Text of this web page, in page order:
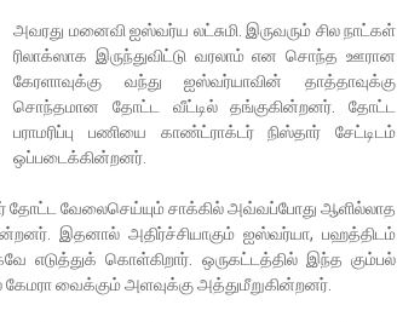
அவரது மனைவி ஐஸ்வர்ய லட்சுமி. இருவரும் சில நாட்கள்
ரிலாக்ஸாக இருந்துவிட்டு வரலாம் என சொந்த ஊரான
கேரளாவுக்கு வந்து ஐஸ்வர்யாவின் தாத்தாவுக்கு
சொந்தமான தோட்ட வீட்டில் தங்குகின்றனர். தோட்ட
பராமரிப்பு பணியை காண்ட்ராக்டர் நிஸ்தார் சேட்டிடம்
ஒப்படைக்கின்றனர்.
தோட்ட வேலைசெய்யும் சாக்கில் அவ்வப்போது ஆளில்லாத
இதனால் அதிர்ச்சியாகும் ஐஸ்வர்யா, பஹத்திடம்
எடுத்துக் கொள்கிறார். ஒருகட்டத்தில் இந்த கும்பல்
வைக்கும் அளவுக்கு அத்துமீறுகின்றனர்.